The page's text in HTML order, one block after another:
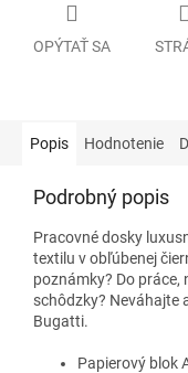
OPÝTAŤ SA
Popis Hodnotenie
Podrobný popis
Pracovné dosky
textilu v obľúbenej
poznámky? Do práce,
schôdzky? Neváhajte
Bugatti.
Papierový blok